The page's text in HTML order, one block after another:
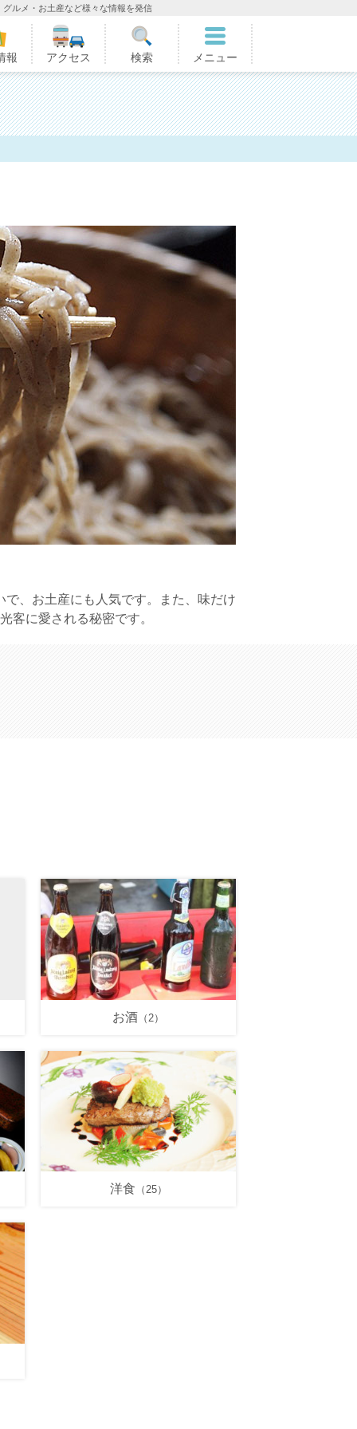
ルメ・お土産など様々な情報を発信
報 アクセス 検索 メニュー
、お土産にも人気です。また、味だけ
客に愛される秘密です。
お酒 （2）
洋食 （25）